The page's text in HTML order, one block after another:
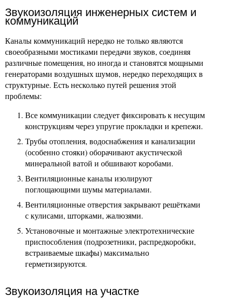
Звукоизоляция инженерных систем и
коммуникаций
Каналы коммуникаций нередко не только являются
своеобразными мостиками передачи звуков, соединяя
различные помещения, но иногда и становятся мощными
генераторами воздушных шумов, нередко переходящих в
структурные. Есть несколько путей решения этой
проблемы:
Все коммуникации следует фиксировать к несущим
конструкциям через упругие прокладки и крепежи.
Трубы отопления, водоснабжения и канализации
(особенно стояки) оборачивают акустической
минеральной ватой и обшивают коробами.
Вентиляционные каналы изолируют
поглощающими шумы материалами.
Вентиляционные отверстия закрывают решётками
с кулисами, шторками, жалюзями.
Установочные и монтажные электротехнические
приспособления (подрозетники, распредкоробки,
встраиваемые шкафы) максимально
герметизируются.
Звукоизоляция на участке